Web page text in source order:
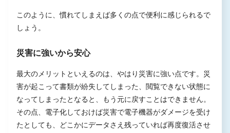
このように、慣れてしまえば多くの点で便利に感じられるで
しょう。
災害に強いから安心
最大のメリットといえるのは、やはり災害に強い点です。災
害が起こって書類が紛失してしまった、閲覧できない状態に
なってしまったとなると、もう元に戻すことはできません。
その点、電子化しておけば災害で電子機器がダメージを受け
たとしても、どこかにデータさえ残っていれば再度復活させ